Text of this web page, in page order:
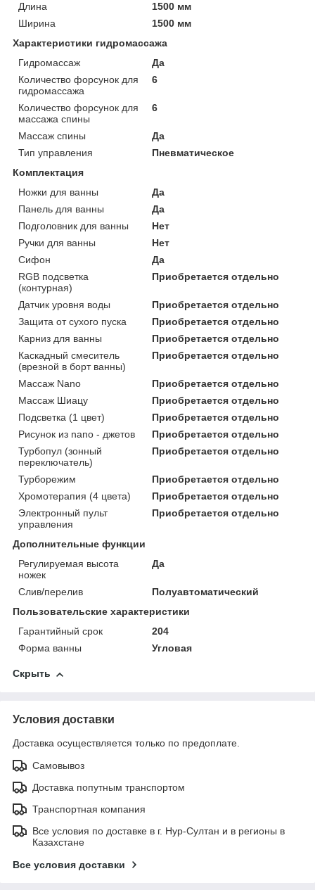
Длина
1500 мм
Ширина
1500 мм
Характеристики гидромассажа
Гидромассаж
Да
Количество форсунок для
гидромассажа
6
Количество форсунок для
массажа спины
6
Массаж спины
Да
Тип управления
Пневматическое
Комплектация
Ножки для ванны
Да
Панель для ванны
Да
Подголовник для ванны
Нет
Ручки для ванны
Нет
Сифон
Да
RGB подсветка
(контурная)
Приобретается отдельно
Датчик уровня воды
Приобретается отдельно
Защита от сухого пуска
Приобретается отдельно
Карниз для ванны
Приобретается отдельно
Каскадный смеситель
(врезной в борт ванны)
Приобретается отдельно
Массаж Nano
Приобретается отдельно
Массаж Шиацу
Приобретается отдельно
Подсветка (1 цвет)
Приобретается отдельно
Рисунок из nano - джетов
Приобретается отдельно
Турбопул (зонный
переключатель)
Приобретается отдельно
Турборежим
Приобретается отдельно
Хромотерапия (4 цвета)
Приобретается отдельно
Электронный пульт
управления
Приобретается отдельно
Дополнительные функции
Регулируемая высота
ножек
Да
Слив/перелив
Полуавтоматический
Пользовательские характеристики
Гарантийный срок
204
Форма ванны
Угловая
Скрыть
Условия доставки
Доставка осуществляется только по предоплате.
Самовывоз
Доставка попутным транспортом
Транспортная компания
Все условия по доставке в г. Нур-Султан и в регионы в
Казахстане
Все условия доставки